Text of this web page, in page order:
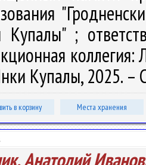
Купалы" ;
коллегия:
Купалы, 2025. –
в корзину Места хранения
Анатолий